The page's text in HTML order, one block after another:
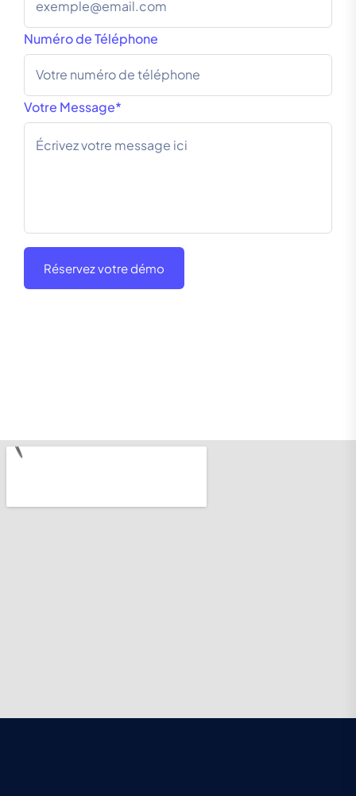
Numéro de Téléphone
Votre Message*
Réservez votre démo